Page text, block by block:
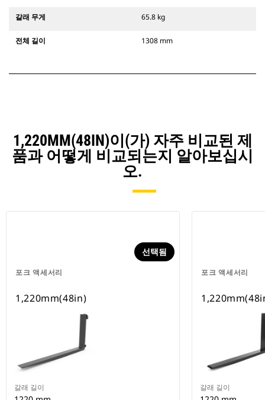
갈래 무게 65.8 kg
전체 길이 1308 mm
1,220MM(48IN)이(가) 자주 비교된 제
품과 어떻게 비교되는지 알아보십시
오.
포크 액세서리
선택됨
1,220mm(48in)
갈래 길이
포크 액세서리
갈래 길이